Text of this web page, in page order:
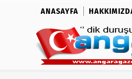
ANASAYFA